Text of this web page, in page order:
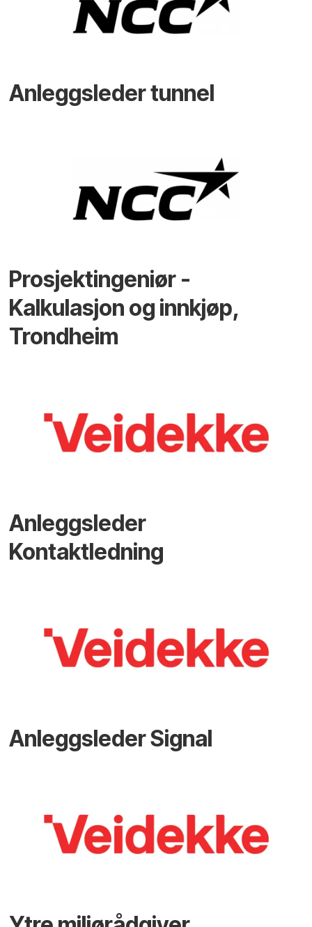
Anleggsleder tunnel
Prosjektingeniør -
Kalkulasjon og innkjøp,
Trondheim
Anleggsleder
Kontaktledning
Anleggsleder Signal